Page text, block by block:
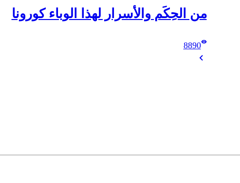
من الحِكَم والأسرار لهذا الوباء كورونا
8890